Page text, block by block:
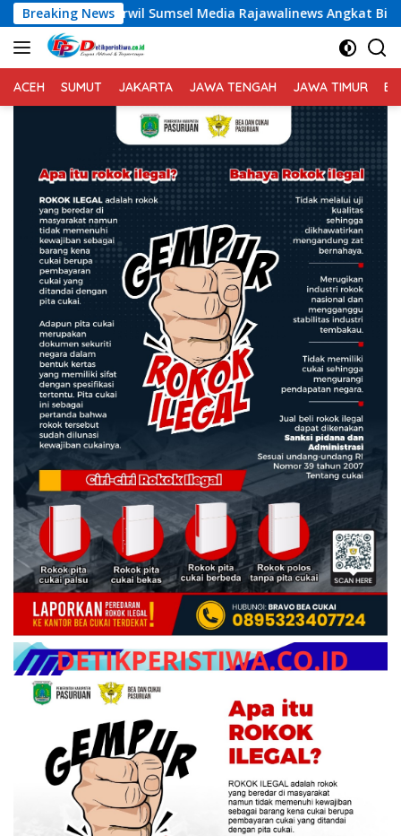
Langsung
ke
konten
Breaking News
Sumsel Media Rajawalinews Angkat Bicara Dugaan
ACEH SUMUT JAKARTA JAWA TENGAH JAWA TIMUR